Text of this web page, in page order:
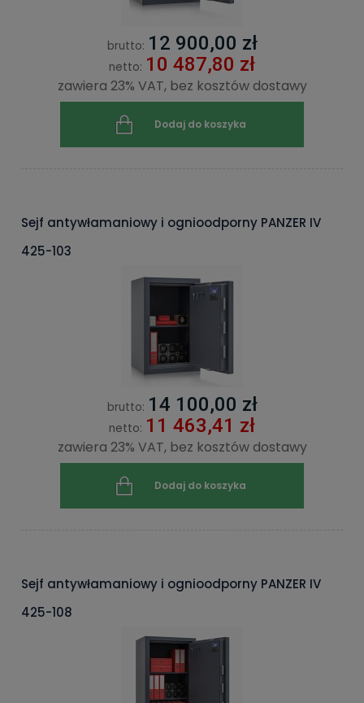
brutto: 12 900,00 zł
netto: 10 487,80 zł
zawiera 23% VAT, bez kosztów dostawy
Dodaj do koszyka
Sejf antywłamaniowy i ognioodporny PANZER IV
425-103
brutto: 14 100,00 zł
netto: 11 463,41 zł
zawiera 23% VAT, bez kosztów dostawy
Dodaj do koszyka
Sejf antywłamaniowy i ognioodporny PANZER IV
425-108